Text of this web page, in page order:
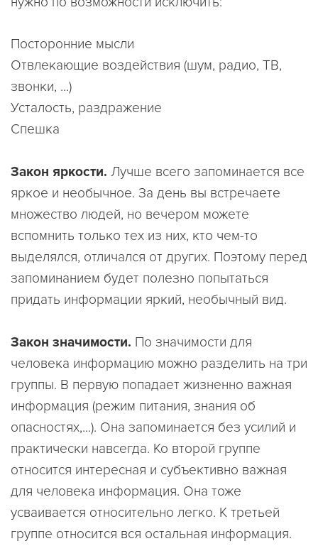
Посторонние мысли
Отвлекающие воздействия (шум, радио, ТВ,
звонки, ...)
Усталость, раздражение
Спешка
Закон яркости. Лучше всего запоминается все
яркое и необычное. За день вы встречаете
множество людей, но вечером можете
вспомнить только тех из них, кто чем-то
выделялся, отличался от других. Поэтому перед
запоминанием будет полезно попытаться
придать информации яркий, необычный вид.
Закон значимости. По значимости для
человека информацию можно разделить на три
группы. В первую попадает жизненно важная
информация (режим питания, знания об
опасностях,...). Она запоминается без усилий и
практически навсегда. Ко второй группе
относится интересная и субъективно важная
для человека информация. Она тоже
усваивается относительно легко. К третьей
группе относится вся остальная информация.